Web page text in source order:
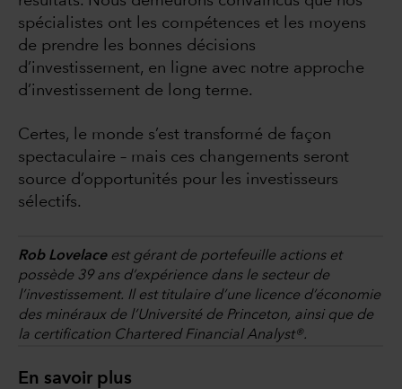
spécialistes ont les compétences et les moyens
de prendre les bonnes décisions
d’investissement, en ligne avec notre approche
d’investissement de long terme.
Certes, le monde s’est transformé de façon
spectaculaire – mais ces changements seront
source d’opportunités pour les investisseurs
sélectifs.
Rob Lovelaceest gérant de portefeuille actions et
possède 39 ans d’expérience dans le secteur de
l’investissement. Il est titulaire d’une licence d’économie
des minéraux de l’Université de Princeton, ainsi que de
la certification Chartered Financial Analyst®.
En savoir plus